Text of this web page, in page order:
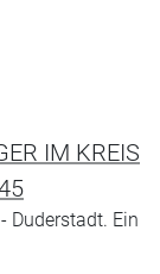
IM KREIS
Duderstadt. Ein